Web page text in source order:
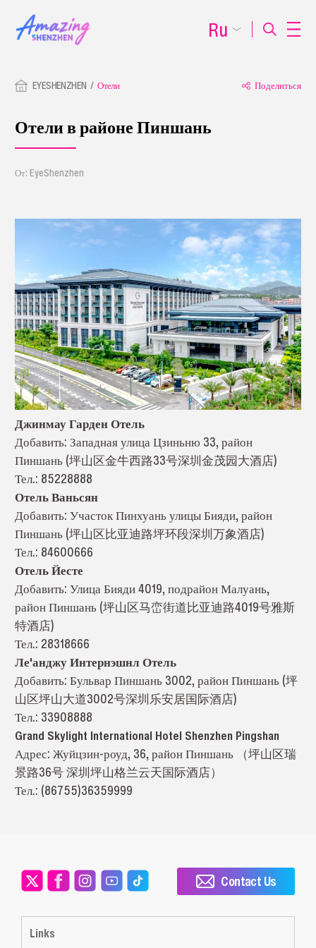
EYESHENZHEN Отели Поделиться
Отели в районе Пиншань
От: EyeShenzhen
Джинмау Гарден Отель
Добавить: Западная улица Цзиньню 33, район
Пиншань (坪山区金牛西路33号深圳金茂园大酒店)
Тел.: 85228888
Отель Ваньсян
Добавить: Участок Пинхуань улицы Бияди, район
Пиншань (坪山区比亚迪路坪环段深圳万象酒店)
Тел.: 84600666
Отель Йесте
Добавить: Улица Бияди 4019, подрайон Малуань,
район Пиншань (坪山区马峦街道比亚迪路4019号雅斯
特酒店)
Тел.: 28318666
Ле'анджу Интернэшнл Отель
Добавить: Бульвар Пиншань 3002, район Пиншань (坪
山区坪山大道3002号深圳乐安居国际酒店)
Тел.: 33908888
Grand Skylight International Hotel Shenzhen Pingshan
Адрес: Жуйцзин-роуд, 36, район Пиншань （坪山区瑞
景路36号 深圳坪山格兰云天国际酒店）
Тел.: (86755)36359999
Ru
Links
Contact Us